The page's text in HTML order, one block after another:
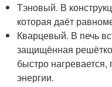
Тэновый. В
которая даёт
Кварцевый. В печь
защищённая
быстро
энергии.